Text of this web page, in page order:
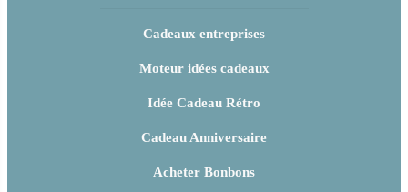
Cadeaux entreprises
Moteur idées cadeaux
Idée Cadeau Rétro
Cadeau Anniversaire
Acheter Bonbons